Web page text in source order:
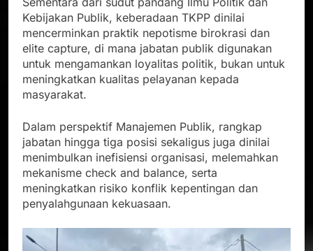
Kebijakan Publik, keberadaan TKPP dinilai
mencerminkan praktik nepotisme birokrasi dan
elite capture, di mana jabatan publik digunakan
untuk mengamankan loyalitas politik, bukan untuk
meningkatkan kualitas pelayanan kepada
masyarakat.
Dalam perspektif Manajemen Publik, rangkap
jabatan hingga tiga posisi sekaligus juga dinilai
menimbulkan inefisiensi organisasi, melemahkan
mekanisme check and balance, serta
meningkatkan risiko konflik kepentingan dan
penyalahgunaan kekuasaan.